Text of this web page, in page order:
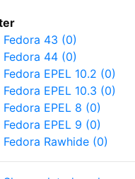
Fedora 43 (0)
Fedora 44 (0)
Fedora EPEL 10.2 (0)
Fedora EPEL 10.3 (0)
Fedora EPEL 8 (0)
Fedora EPEL 9 (0)
Fedora Rawhide (0)